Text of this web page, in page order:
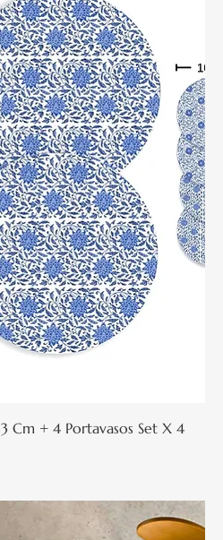
Cm + 4 Portavasos Set X 4